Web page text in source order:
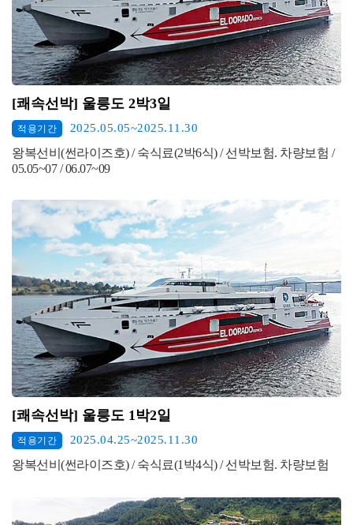
[쾌속선박] 울릉도 2박3일
적용기간 2025.05.05~2025.11.30
왕복선비(썬라이즈호) / 숙식료(2박6식) / 선박보험. 차량보험 /
05.05~07 / 06.07~09
[쾌속선박] 울릉도 1박2일
적용기간 2025.04.25~2025.11.30
왕복선비(썬라이즈호) / 숙식료(1박4식) / 선박보험. 차량보험